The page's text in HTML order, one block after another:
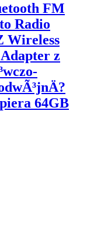
FM
Radio
Wireless
z
64GB